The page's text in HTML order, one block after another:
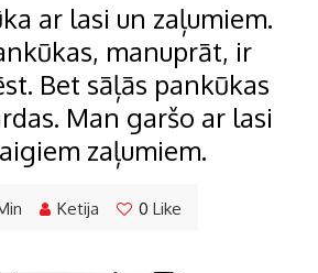
ar lasi un zaļumiem.
manuprāt, ir
Bet sāļās pankūkas
Man garšo ar lasi
zaļumiem.
Ketija 0 Like